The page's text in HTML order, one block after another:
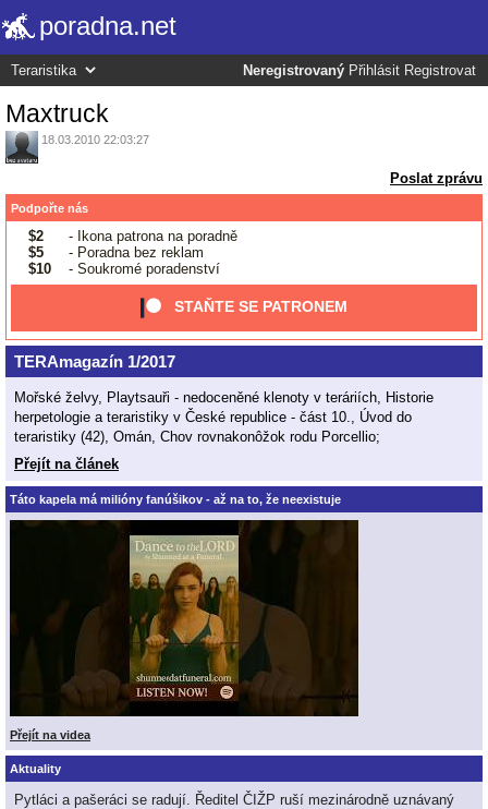
poradna.net
Neregistrovaný Přihlásit Registrovat
Maxtruck
18.03.2010 22:03:27
Poslat zprávu
Podpořte nás
$2
- Ikona patrona na poradně
$5
- Poradna bez reklam
$10
- Soukromé poradenství
STAŇTE SE PATRONEM
TERAmagazín 1/2017
Mořské želvy, Playtsauři - nedoceněné klenoty v teráriích, Historie
herpetologie a teraristiky v České republice - část 10., Úvod do
teraristiky (42), Omán, Chov rovnakonôžok rodu Porcellio;
Přejít na článek
Táto kapela má milióny fanúšikov - až na to, že neexistuje
Přejít na videa
Aktuality
Pytláci a pašeráci se radují. Ředitel ČIŽP ruší mezinárodně uznávaný